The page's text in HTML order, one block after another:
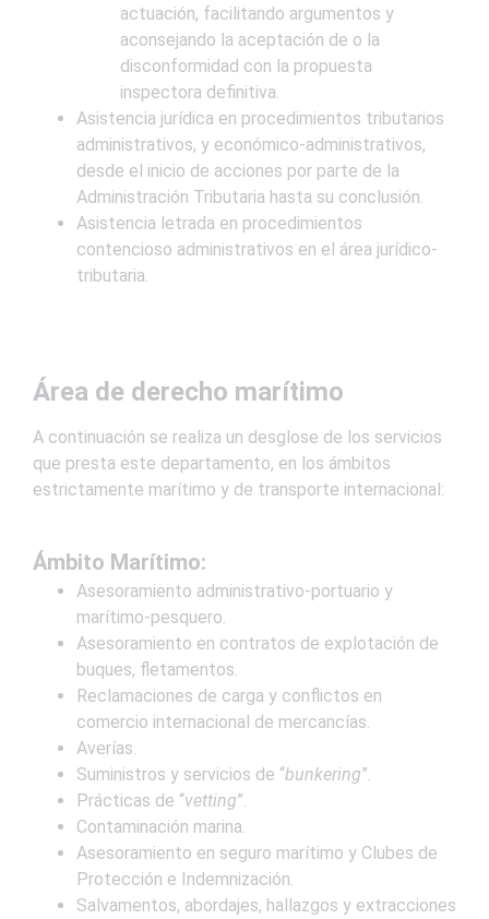
actuación, facilitando argumentos y
aconsejando la aceptación de o la
disconformidad con la propuesta
inspectora definitiva.
Asistencia jurídica en procedimientos tributarios
administrativos, y económico-administrativos,
desde el inicio de acciones por parte de la
Administración Tributaria hasta su conclusión.
Asistencia letrada en procedimientos
contencioso administrativos en el área jurídico-
tributaria.
Área de derecho marítimo
A continuación se realiza un desglose de los servicios
que presta este departamento, en los ámbitos
estrictamente marítimo y de transporte internacional:
Ámbito Marítimo:
Asesoramiento administrativo-portuario y
marítimo-pesquero.
Asesoramiento en contratos de explotación de
buques, fletamentos.
Reclamaciones de carga y conflictos en
comercio internacional de mercancías.
Averías.
Suministros y servicios de “bunkering”.
Prácticas de “vetting”.
Contaminación marina.
Asesoramiento en seguro marítimo y Clubes de
Protección e Indemnización.
Salvamentos, abordajes, hallazgos y extracciones